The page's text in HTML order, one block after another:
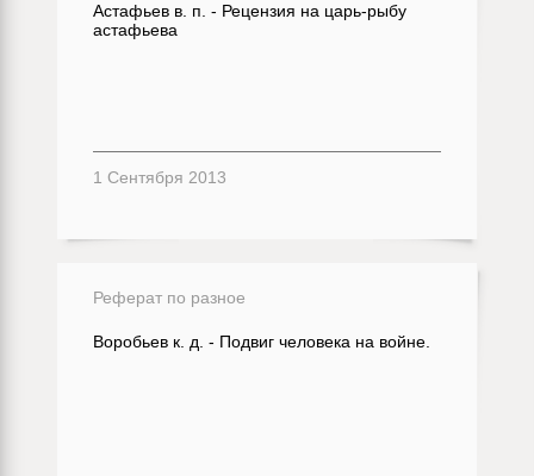
Астафьев в. п. - Рецензия на царь-рыбу
астафьева
1 Сентября 2013
Реферат по разное
Воробьев к. д. - Подвиг человека на войне.